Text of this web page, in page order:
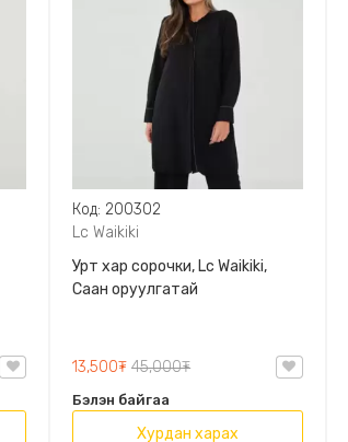
Код: 200302
Lc Waikiki
Урт хар сорочки, Lc Waikiki,
Саан оруулгатай
13,500₮45,000₮
Бэлэн байгаа
Хурдан харах